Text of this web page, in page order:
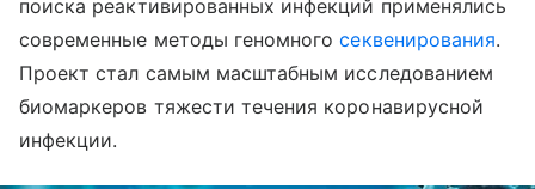
поиска реактивированных инфекций применялись
современные методы геномногосеквенирования.
Проект стал самым масштабным исследованием
биомаркеров тяжести течения коронавирусной
инфекции.